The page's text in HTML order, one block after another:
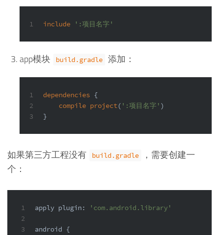
1 include ':项目名字'
app模块 build.gradle 添加：
1
2
3
dependencies {
compile project( ':项目名字' )
}
如果第三方工程没有 build.gradle
，需要创建一
个：
1
2
3
apply plugin: 'com.android.library'
android {